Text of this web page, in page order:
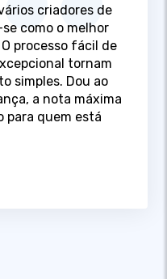
criadores de
como o melhor
processo fácil de
tornam
simples. Dou ao
a nota máxima
para quem está